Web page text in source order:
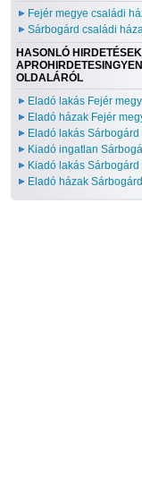
Fejér megye családi
Sárbogárd családi
HASONLÓ
OLDALÁRÓL
Eladó lakás Fejér
Eladó házak Fejér
Eladó lakás Sárbogárd
Kiadó ingatlan
Kiadó lakás Sárbogárd
Eladó házak Sárbogárd